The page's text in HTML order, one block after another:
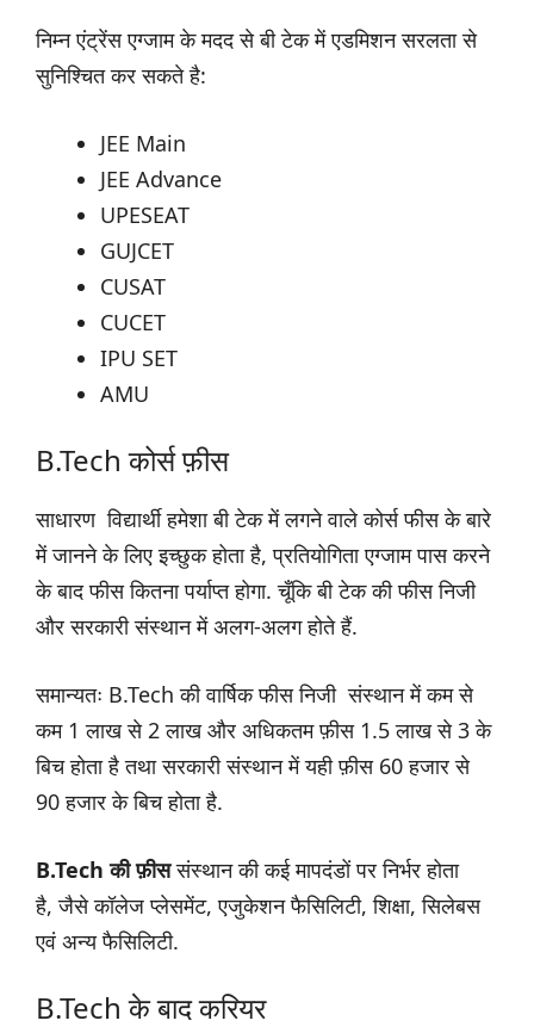
निम्न एंट्रेंस एग्जाम के मदद से बी टेक में एडमिशन सरलता से
सुनिश्चित कर सकते है:
JEE Main
JEE Advance
UPESEAT
GUJCET
CUSAT
CUCET
IPU SET
AMU
B.Tech कोर्स फ़ीस
साधारण विद्यार्थी हमेशा बी टेक में लगने वाले कोर्स फीस के बारे
में जानने के लिए इच्छुक होता है, प्रतियोगिता एग्जाम पास करने
के बाद फीस कितना पर्याप्त होगा. चूँकि बी टेक की फीस निजी
और सरकारी संस्थान में अलग-अलग होते हैं.
समान्यतः B.Tech की वार्षिक फीस निजी संस्थान में कम से
कम 1 लाख से 2 लाख और अधिकतम फ़ीस 1.5 लाख से 3 के
बिच होता है तथा सरकारी संस्थान में यही फ़ीस 60 हजार से
90 हजार के बिच होता है.
B.Tech की फ़ीससंस्थान की कई मापदंडों पर निर्भर होता
है, जैसे कॉलेज प्लेसमेंट, एजुकेशन फैसिलिटी, शिक्षा, सिलेबस
एवं अन्य फैसिलिटी.
B.Tech के बाद करियर